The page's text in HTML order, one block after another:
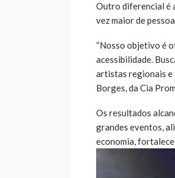
Outro diferencial é
vez maior de
“Nosso objetivo é
acessibilidade.
artistas regionais e
Borges, da Cia
Os resultados
grandes eventos,
economia,